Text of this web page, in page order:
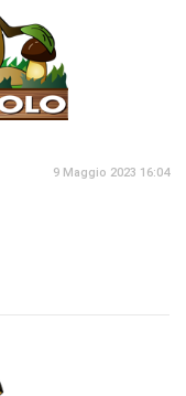
9 Maggio 2023 16:04